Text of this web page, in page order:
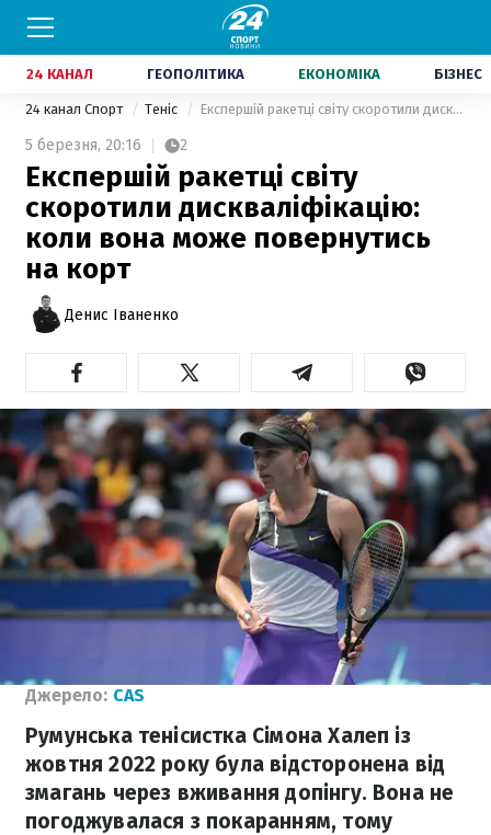
24 КАНАЛ ГЕОПОЛІТИКА ЕКОНОМІКА БІЗНЕС
24 канал Спорт Теніс Експершій ракетці світу скоротили дискваліфікацію: коли вона може повернутись на корт
5 березня, 20:16 2
Експершій ракетці світу
скоротили дискваліфікацію:
коли вона може повернутись
на корт
Денис Іваненко
Джерело: CAS
Румунська тенісистка Сімона Халеп із
жовтня 2022 року була відсторонена від
змагань через вживання допінгу. Вона не
погоджувалася з покаранням, тому